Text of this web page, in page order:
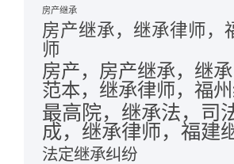
房产继承
房产继承，继承律师，
师
房产，房产继承，继承
范本，继承律师，福
最高院，继承法，司
成，继承律师，福建
法定继承纠纷